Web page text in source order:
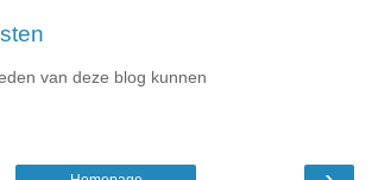
van deze blog kunnen